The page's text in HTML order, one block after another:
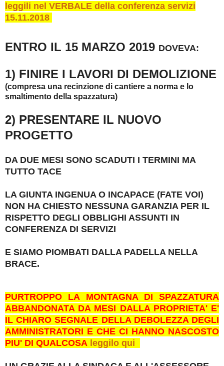
leggili nel VERBALE della conferenza servizi
15.11.2018
ENTRO IL 15 MARZO 2019 DOVEVA:
1) FINIRE I LAVORI DI DEMOLIZIONE
(compresa una recinzione di cantiere a norma e lo
smaltimento della spazzatura)
2) PRESENTARE IL NUOVO
PROGETTO
DA DUE MESI SONO SCADUTI I TERMINI MA
TUTTO TACE
LA GIUNTA INGENUA O INCAPACE (FATE VOI)
NON HA CHIESTO NESSUNA GARANZIA PER IL
RISPETTO DEGLI OBBLIGHI ASSUNTI IN
CONFERENZA DI SERVIZI
E SIAMO PIOMBATI DALLA PADELLA NELLA
BRACE.
PURTROPPO LA MONTAGNA DI SPAZZATURA
ABBANDONATA DA MESI DALLA PROPRIETA' E'
IL CHIARO SEGNALE DELLA DEBOLEZZA DEGLI
AMMINISTRATORI E CHE CI HANNO NASCOSTO
PIU' DI QUALCOSA leggilo qui